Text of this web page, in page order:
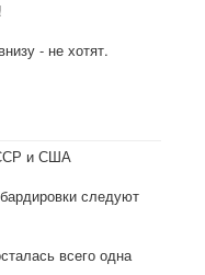
- не хотят.
и США
следуют
всего одна